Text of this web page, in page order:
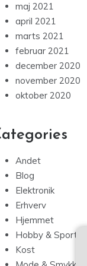
maj 2021
april 2021
marts 2021
februar 2021
december 2020
november 2020
oktober 2020
Andet
Blog
Elektronik
Erhverv
Hjemmet
Hobby & Sport
Kost